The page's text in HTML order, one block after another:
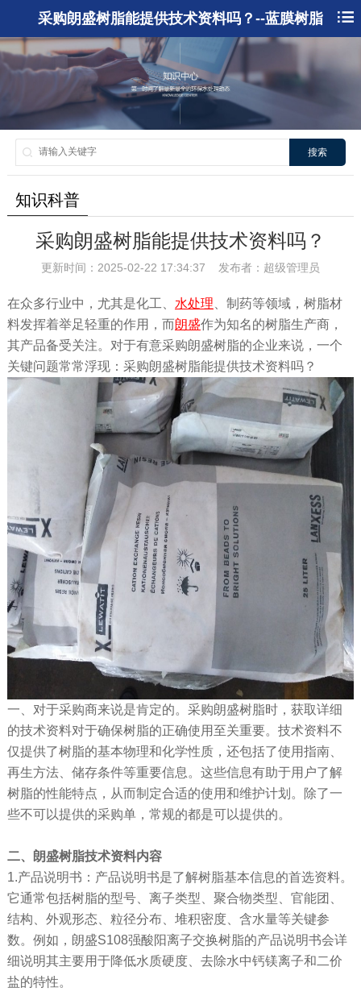
采购朗盛树脂能提供技术资料吗？--蓝膜树脂
搜索
知识科普
采购朗盛树脂能提供技术资料吗？
更新时间：2025-02-22 17:34:37 发布者：超级管理员
在众多行业中，尤其是化工、 水处理 、制药等领域，树脂材
料发挥着举足轻重的作用，而朗盛作为知名的树脂生产商，
其产品备受关注。对于有意采购朗盛树脂的企业来说，一个
关键问题常常浮现：采购朗盛树脂能提供技术资料吗？
一、 对于采购商来说是肯定的。 采购朗盛树脂时，获取详细
的技术资料对于确保树脂的正确使用至关重要。技术资料不
仅提供了树脂的基本物理和化学性质，还包括了使用指南、
再生方法、储存条件等重要信息。这些信息有助于用户了解
树脂的性能特点，从而制定合适的使用和维护计划。
除了一
些不可以提供的采购单，常规的都是可以提供的。
二、
朗盛树脂技术资料内容
1.产品说明书：产品说明书是了解树脂基本信息的首选资料。
它通常包括树脂的型号、离子类型、聚合物类型、官能团、
结构、外观形态、粒径分布、堆积密度、含水量等关键参
数。例如，朗盛S108强酸阳离子交换树脂的产品说明书会详
细说明其主要用于降低水质硬度、去除水中钙镁离子和二价
盐的特性。